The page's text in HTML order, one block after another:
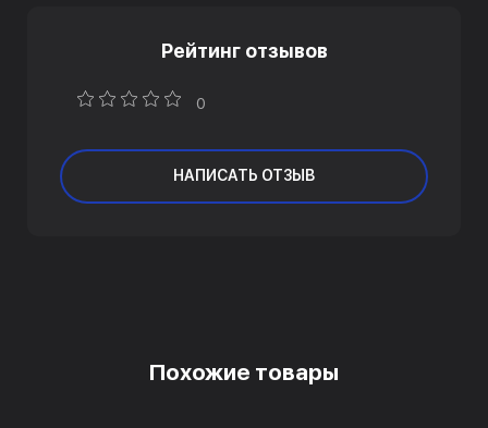
Рейтинг отзывов
0
НАПИСАТЬ ОТЗЫВ
Похожие товары